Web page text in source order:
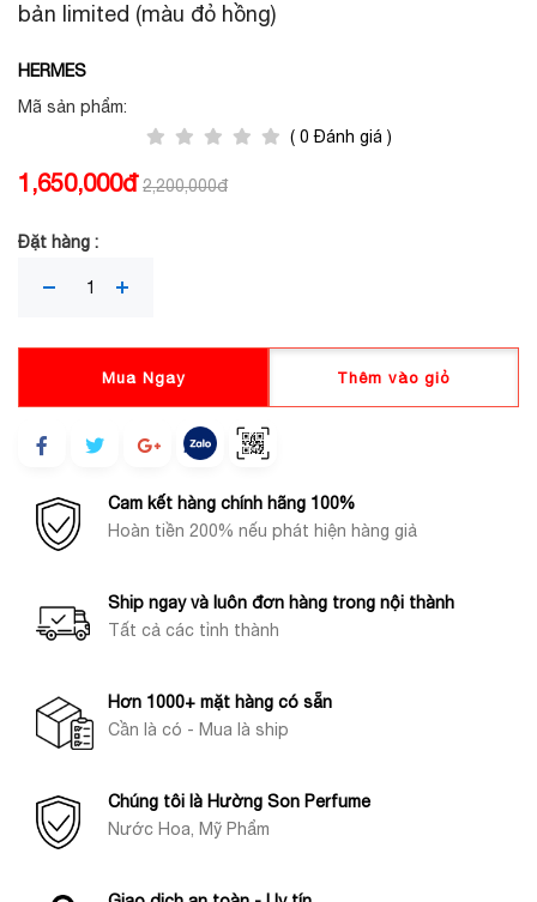
bản limited (màu đỏ hồng)
HERMES
Mã sản phẩm:
( 0 Đánh giá )
1,650,000đ 2,200,000đ
Đặt hàng :
Mua Ngay Thêm vào giỏ
Cam kết hàng chính hãng 100%
Hoàn tiền 200% nếu phát hiện hàng giả
Ship ngay và luôn đơn hàng trong nội thành
Tất cả các tỉnh thành
Hơn 1000+ mặt hàng có sẵn
Cần là có - Mua là ship
Chúng tôi là Hường Son Perfume
Nước Hoa, Mỹ Phẩm